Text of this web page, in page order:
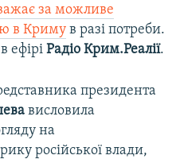
за можливе
в Криму в разі потреби.
ефірі Радіо Крим.Реалії.
президента
висловила
на
російської влади,